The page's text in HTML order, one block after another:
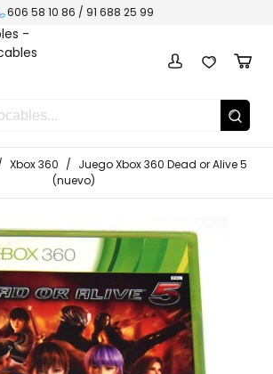
606 58 10 86 / 91 688 25 99
Xbox 360 / Juego Xbox 360 Dead or Alive 5
(nuevo)